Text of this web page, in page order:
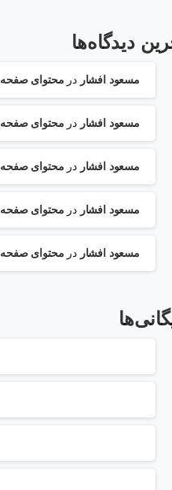
دیدگاه‌ها
مسعود افشار در محتوای صفحه 434
مسعود افشار در محتوای صفحه 369
مسعود افشار در محتوای صفحه 274
مسعود افشار در محتوای صفحه 593
مسعود افشار در محتوای صفحه 1